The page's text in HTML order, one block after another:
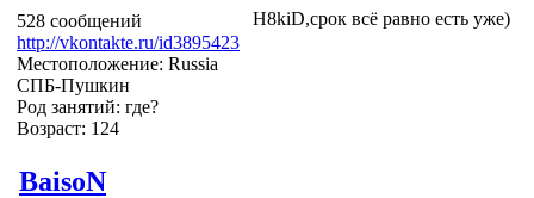
528 сообщений
http://vkontakte.ru/id3895423
Местоположение: Russia
СПБ-Пушкин
Род занятий: где?
Возраст: 124
H8kiD,срок всё равно есть уже)
BaisoN